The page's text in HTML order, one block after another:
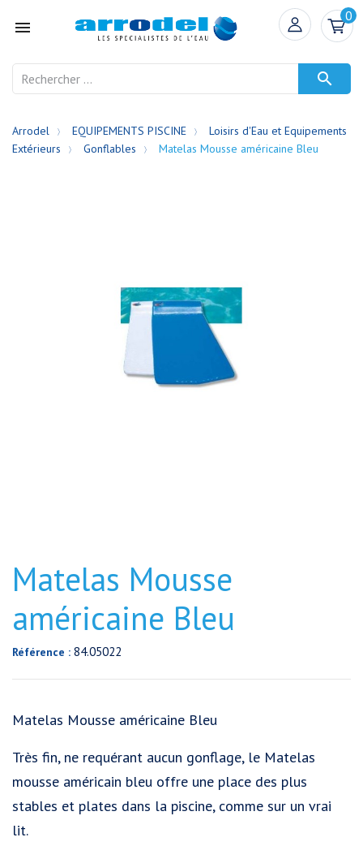

0

Arrodel EQUIPEMENTS PISCINE
Loisirs d'Eau et Equipements
Extérieurs
Gonflables Matelas Mousse américaine Bleu
Matelas Mousse
américaine Bleu
Référence : 84.05022
Matelas Mousse américaine Bleu
Très fin, ne requérant aucun gonflage, le Matelas
mousse américain bleu offre une place des plus
stables et plates dans la piscine, comme sur un vrai
lit.